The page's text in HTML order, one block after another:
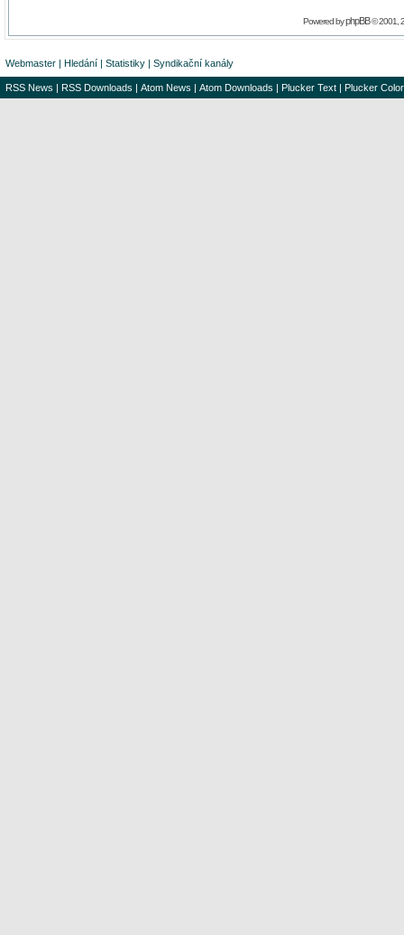
Powered byphpBB© 2001,
Webmaster | Hledání | Statistiky | Syndikační kanály
RSS News | RSS Downloads | Atom News | Atom Downloads | Plucker Text | Plucker Color